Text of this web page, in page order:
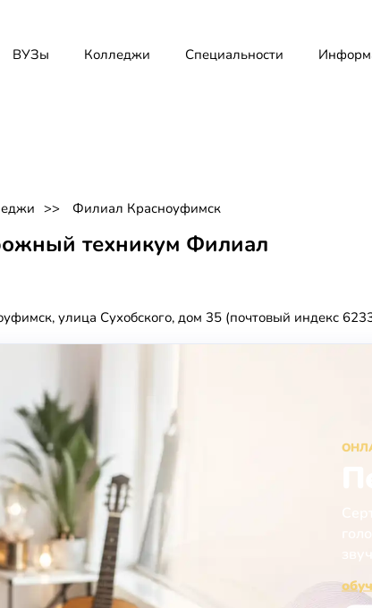
ВУЗы Колледжи Специальности
Филиал Красноуфимск
техникум Филиал
улица Сухобского, дом 35 (почтовый индекс